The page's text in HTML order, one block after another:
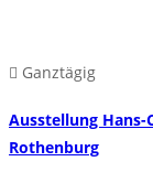
Ganztägig
Ausstellung
Rothenburg